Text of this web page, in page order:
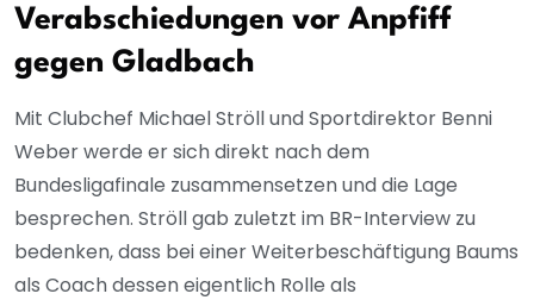
Verabschiedungen vor Anpfiff
gegen Gladbach
Mit Clubchef Michael Ströll und Sportdirektor Benni
Weber werde er sich direkt nach dem
Bundesligafinale zusammensetzen und die Lage
besprechen. Ströll gab zuletzt im BR-Interview zu
bedenken, dass bei einer Weiterbeschäftigung Baums
als Coach dessen eigentlich Rolle als